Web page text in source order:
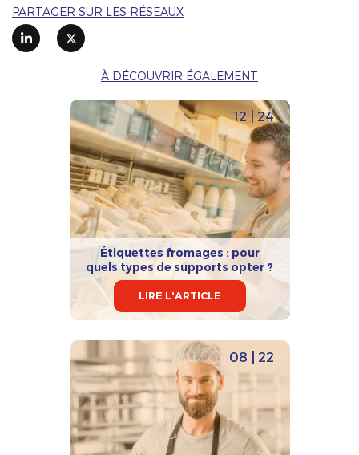
À DÉCOUVRIR ÉGALEMENT
12 | 24
Étiquettes fromages : pour
quels types de supports opter ?
LIRE L'ARTICLE
08 | 22
PARTAGER SUR LES RÉSEAUX